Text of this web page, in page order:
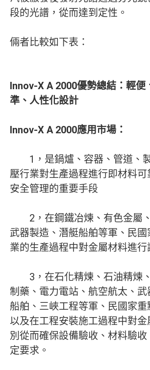
段的光譜，從而達到定性。
倆者比較如下表：
Innov-X A 2000優勢總結：輕便
準、人性化設計
Innov-X A 2000應用市場：
1，是鍋爐、容器、管道、
壓行業對生產過程進行即材料
安全管理的重要手段
2，在鋼鐵冶煉、有色金屬、
武器製造、潛艇船舶等軍、民
業的生產過程中對金屬材料進行
3，在石化精煉、石油精煉、
制藥、電力電站、航空航太、
船舶、三峽工程等軍、民國家重
以及在工程安裝施工過程中對
別從而確保設備驗收、材料驗
定要求。